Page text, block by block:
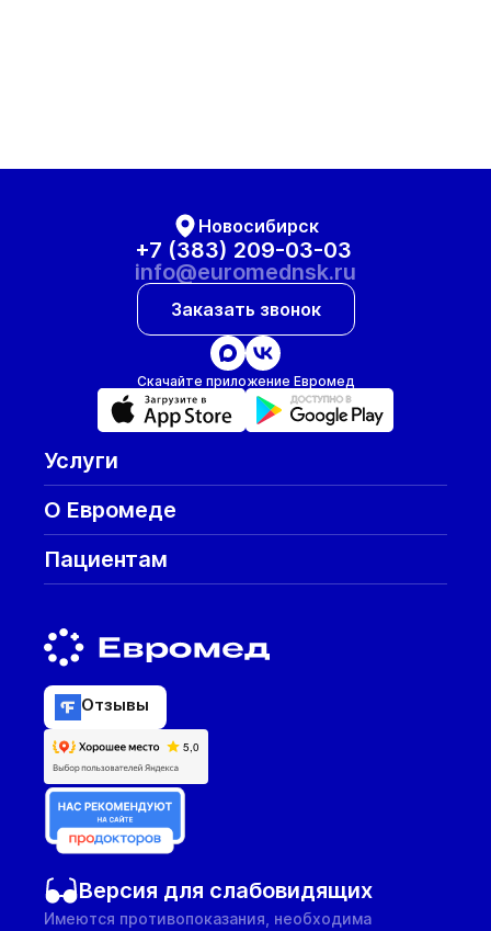
Новосибирск
+7 (383) 209-03-03
info@euromednsk.ru
Заказать звонок
Скачайте приложение Евромед
Услуги
О Евромеде
Пациентам
Отзывы
Версия для слабовидящих
Имеются противопоказания, необходима